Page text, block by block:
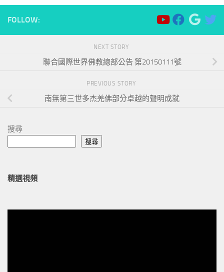
FOLLOW:
NEXT STORY
聯合國際世界佛教總部公告 第20150111號
PREVIOUS STORY
南無第三世多杰羌佛部分卓越的聲明成就
搜尋
搜尋
精選視頻